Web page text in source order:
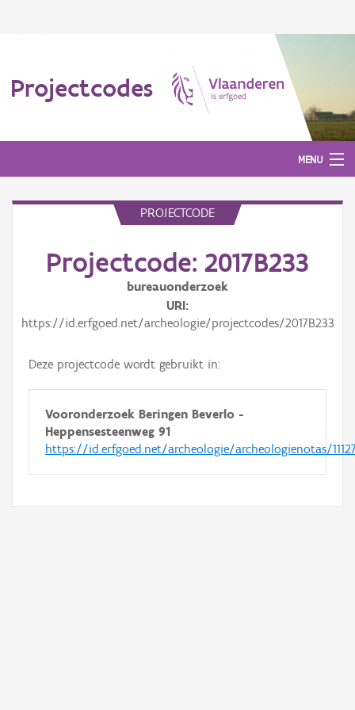
Projectcodes
MENU
PROJECTCODE
Projectcode: 2017B233
bureauonderzoek
URI
https://id.erfgoed.net/archeologie/projectcodes/2017B233
Deze projectcode wordt gebruikt in:
Vooronderzoek Beringen Beverlo -
Heppensesteenweg 91
https://id.erfgoed.net/archeologie/archeologienotas/